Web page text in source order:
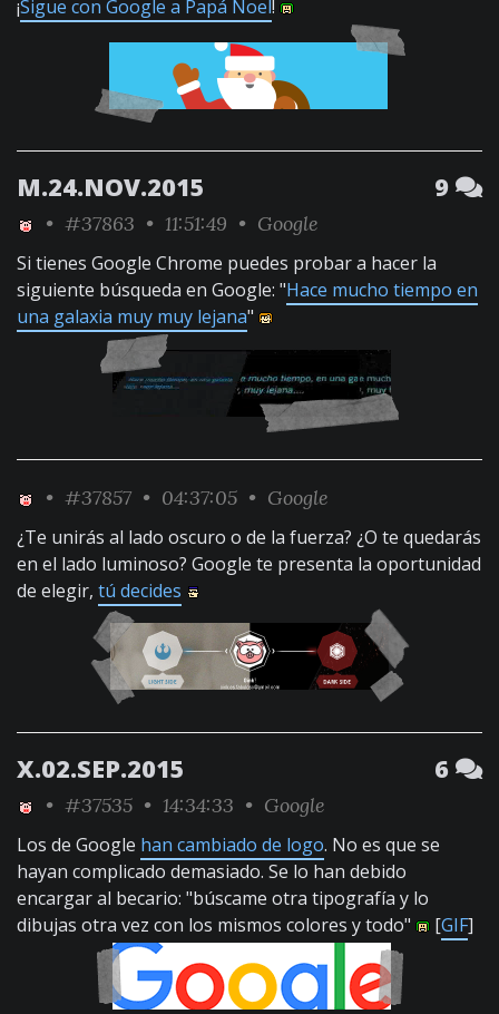
¡Sigue con Google a Papá Noel !
M.24.NOV.2015 9
• #37863 • 11:51:49 • Google
Si tienes Google Chrome puedes probar a hacer la
siguiente búsqueda en Google: "Hace mucho tiempo en
una galaxia muy muy lejana"
• #37857 • 04:37:05 • Google
¿Te unirás al lado oscuro o de la fuerza? ¿O te quedarás
en el lado luminoso? Google te presenta la oportunidad
de elegir, tú decides
X.02.SEP.2015 6
• #37535 • 14:34:33 • Google
Los de Google han cambiado de logo. No es que se
hayan complicado demasiado. Se lo han debido
encargar al becario: "búscame otra tipografía y lo
dibujas otra vez con los mismos colores y todo"
[GIF]